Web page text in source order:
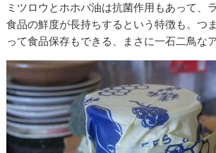
ミツロウとホホバ油は抗菌作用もあって、
食品の鮮度が長持ちするという特徴も。つ
って食品保存もできる、まさに一石二鳥な